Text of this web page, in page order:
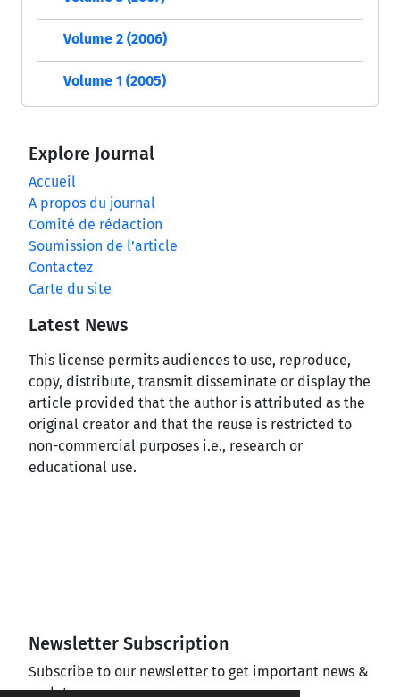
Volume 2 (2006)
Volume 1 (2005)
Explore Journal
Accueil
A propos du journal
Comité de rédaction
Soumission de l’article
Contactez
Carte du site
Latest News
This license permits audiences to use, reproduce,
copy, distribute, transmit disseminate or display the
article provided that the author is attributed as the
original creator and that the reuse is restricted to
non-commercial purposes i.e., research or
educational use.
Newsletter Subscription
Subscribe to our newsletter to get important news &
updates